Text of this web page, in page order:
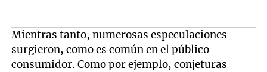
Mientras tanto, numerosas especulaciones
surgieron, como es común en el público
consumidor. Como por ejemplo, conjeturas